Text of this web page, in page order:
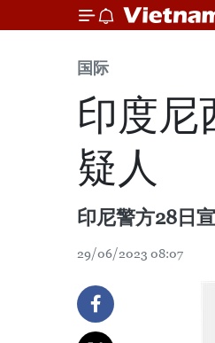
国际
印度尼
疑人
印尼警方28日
29/06/2023 08:07